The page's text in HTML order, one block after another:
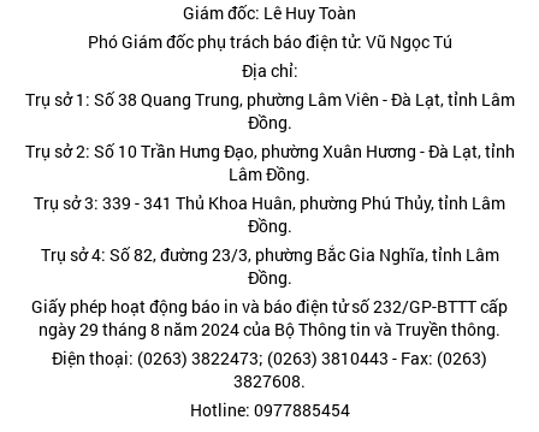
Giám đốc: Lê Huy Toàn
Phó Giám đốc phụ trách báo điện tử: Vũ Ngọc Tú
Địa chỉ:
Trụ sở 1: Số 38 Quang Trung, phường Lâm Viên - Đà Lạt, tỉnh Lâm
Đồng.
Trụ sở 2: Số 10 Trần Hưng Đạo, phường Xuân Hương - Đà Lạt, tỉnh
Lâm Đồng.
Trụ sở 3: 339 - 341 Thủ Khoa Huân, phường Phú Thủy, tỉnh Lâm
Đồng.
Trụ sở 4: Số 82, đường 23/3, phường Bắc Gia Nghĩa, tỉnh Lâm
Đồng.
Giấy phép hoạt động báo in và báo điện tử số 232/GP-BTTT cấp
ngày 29 tháng 8 năm 2024 của Bộ Thông tin và Truyền thông.
Điện thoại: (0263) 3822473; (0263) 3810443 - Fax: (0263)
3827608.
Hotline: 0977885454